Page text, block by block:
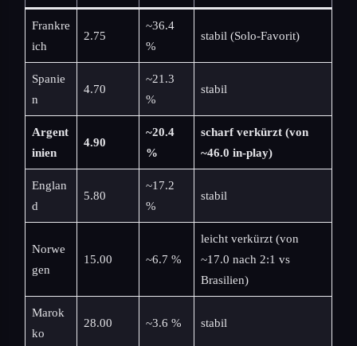
Frankre
ich
2.75
~36.4
%
stabil (Solo-Favorit)
Spanie
n
4.70
~21.3
%
stabil
Argent
inien
4.90
~20.4
%
scharf verkürzt (von
~46.0 in-play)
Englan
d
5.80
~17.2
%
stabil
Norwe
gen
15.00 ~6.7 %
leicht verkürzt (von
~17.0 nach 2:1 vs
Brasilien)
Marok
ko
28.00 ~3.6 % stabil